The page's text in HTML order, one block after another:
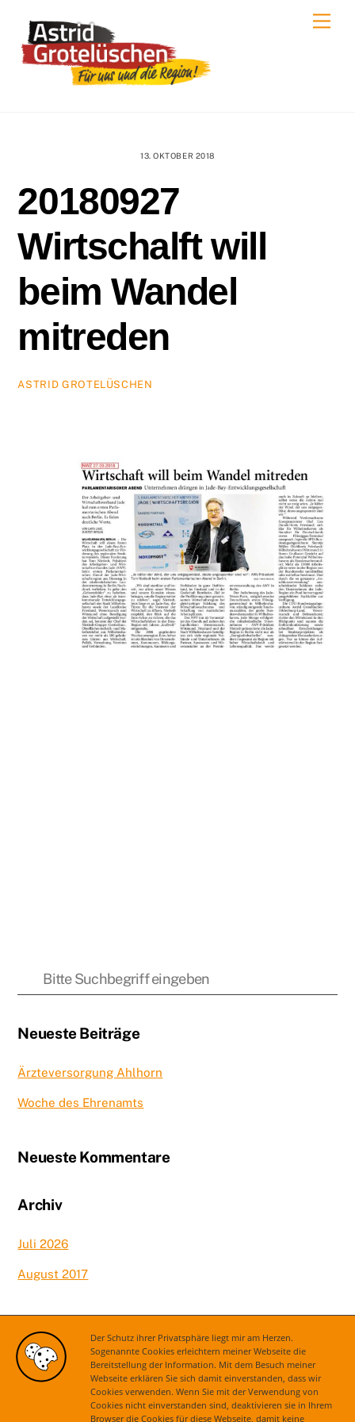
Der Schutz ihrer Privatsphäre liegt mir am Herzen.
Sogenannte Cookies erleichtern meiner Webseite die
Bereitstellung der Information. Mit dem Besuch meiner
Webseite erklären Sie sich damit einverstanden, dass wir
Cookies verwenden. Wenn Sie mit der Verwendung von
Cookies nicht einverstanden sind, deaktivieren sie in Ihrem
Browser die Cookies für diese Webseite, damit keine
content
13. OKTOBER 2018
20180927
Wirtschalft will
beim Wandel
mitreden
ASTRID GROTELÜSCHEN
Neueste Beiträge
Ärzteversorgung Ahlhorn
Woche des Ehrenamts
Neueste Kommentare
Archiv
Juli 2026
August 2017
Kategorien
Aktuelles